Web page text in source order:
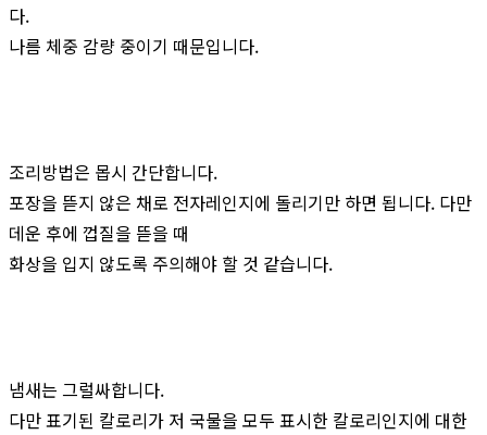
다.
나름 체중 감량 중이기 때문입니다.
조리방법은 몹시 간단합니다.
포장을 뜯지 않은 채로 전자레인지에 돌리기만 하면 됩니다. 다만
데운 후에 껍질을 뜯을 때
화상을 입지 않도록 주의해야 할 것 같습니다.
냄새는 그럴싸합니다.
다만 표기된 칼로리가 저 국물을 모두 표시한 칼로리인지에 대한